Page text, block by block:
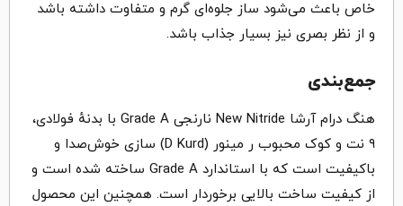
خاص باعث می‌شود ساز جلوه‌ای گرم و متفاوت داشته باشد
و از نظر بصری نیز بسیار جذاب باشد.
جمع‌بندی
هنگ درام آرشا New Nitride نارنجی Grade A با بدنهٔ فولادی،
۹ نت و کوک محبوب ر مینور (D Kurd) سازی خوش‌صدا و
باکیفیت است که با استاندارد Grade A ساخته شده است و
از کیفیت ساخت بالایی برخوردار است. همچنین این محصول